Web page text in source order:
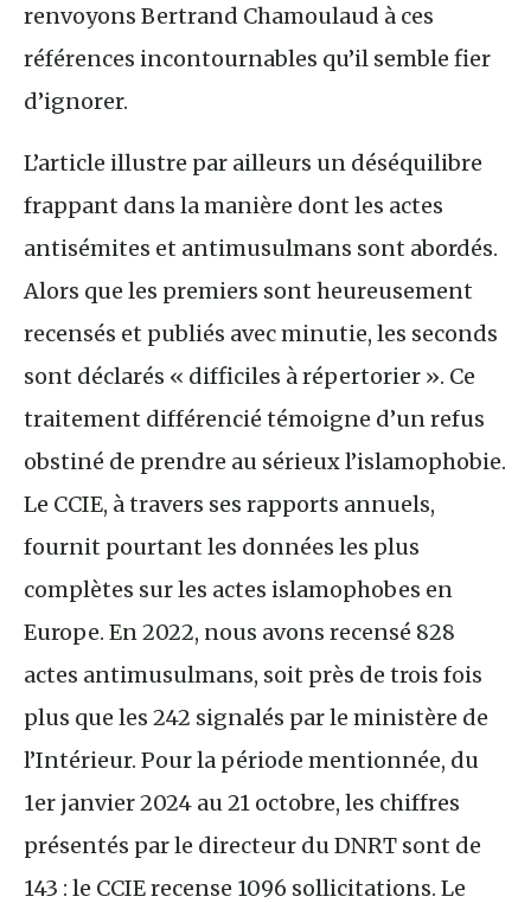
renvoyons Bertrand Chamoulaud à ces
références incontournables qu’il semble fier
d’ignorer.
L’article illustre par ailleurs un déséquilibre
frappant dans la manière dont les actes
antisémites et antimusulmans sont abordés.
Alors que les premiers sont heureusement
recensés et publiés avec minutie, les seconds
sont déclarés « difficiles à répertorier ». Ce
traitement différencié témoigne d’un refus
obstiné de prendre au sérieux l’islamophobie.
Le CCIE, à travers ses rapports annuels,
fournit pourtant les données les plus
complètes sur les actes islamophobes en
Europe. En 2022, nous avons recensé 828
actes antimusulmans, soit près de trois fois
plus que les 242 signalés par le ministère de
l’Intérieur. Pour la période mentionnée, du
1er janvier 2024 au 21 octobre, les chiffres
présentés par le directeur du DNRT sont de
143 : le CCIE recense 1096 sollicitations. Le